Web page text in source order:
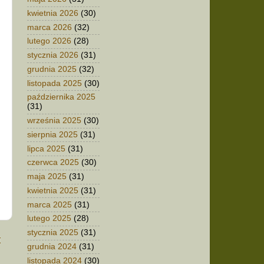
kwietnia 2026 (30)
marca 2026 (32)
lutego 2026 (28)
stycznia 2026 (31)
grudnia 2025 (32)
listopada 2025 (30)
października 2025
(31)
września 2025 (30)
sierpnia 2025 (31)
lipca 2025 (31)
czerwca 2025 (30)
maja 2025 (31)
kwietnia 2025 (31)
marca 2025 (31)
lutego 2025 (28)
stycznia 2025 (31)
grudnia 2024 (31)
listopada 2024 (30)